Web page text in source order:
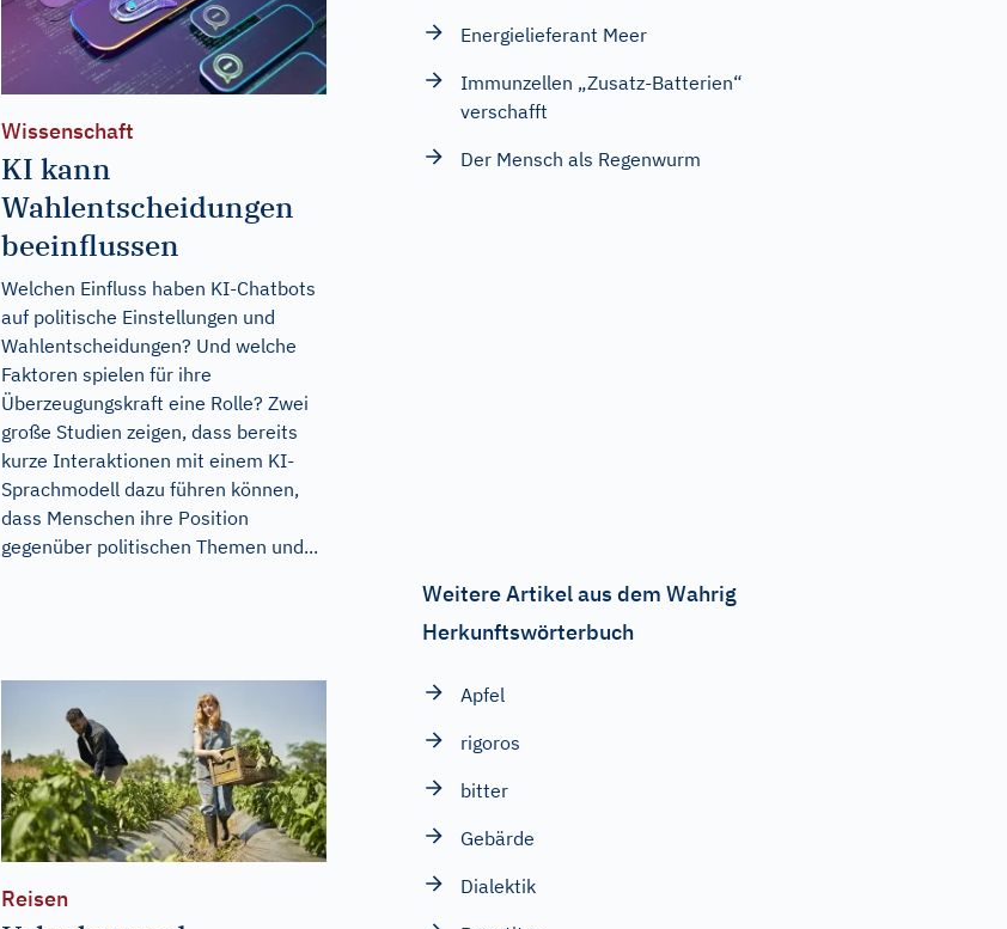
Wissenschaft
KI kann
Wahlentscheidungen
beeinflussen
Welchen Einfluss haben KI-Chatbots
auf politische Einstellungen und
Wahlentscheidungen? Und welche
Faktoren spielen für ihre
Überzeugungskraft eine Rolle? Zwei
große Studien zeigen, dass bereits
kurze Interaktionen mit einem KI-
Sprachmodell dazu führen können,
dass Menschen ihre Position
gegenüber politischen Themen und...
Reisen
Energielieferant Meer
Immunzellen „Zusatz-Batterien“
verschafft
Der Mensch als Regenwurm
Weitere Artikel aus dem Wahrig
Herkunftswörterbuch
Apfel
rigoros
bitter
Gebärde
Dialektik